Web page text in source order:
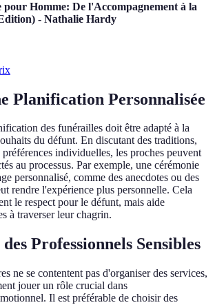
pour Homme: De l'Accompagnement à la
- Nathalie Hardy
Planification Personnalisée
des funérailles doit être adapté à la
du défunt. En discutant des traditions,
préférences individuelles, les proches peuvent
au processus. Par exemple, une cérémonie
personnalisé, comme des anecdotes ou des
rendre l'expérience plus personnelle. Cela
le respect pour le défunt, mais aide
à traverser leur chagrin.
Professionnels Sensibles
ne se contentent pas d'organiser des services,
jouer un rôle crucial dans
Il est préférable de choisir des